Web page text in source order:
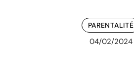
PARENTALITÉ
04/02/2024